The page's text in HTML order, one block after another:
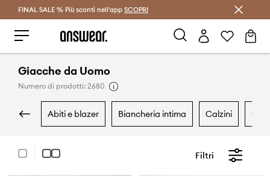
Risparmia con Answear Club >
FINAL SALE % Più sconti nell'app SCOPRI
Giacche da Uomo
Numero di prodotti: 2680
abiti e blazer biancheria intima calzini
Filtri